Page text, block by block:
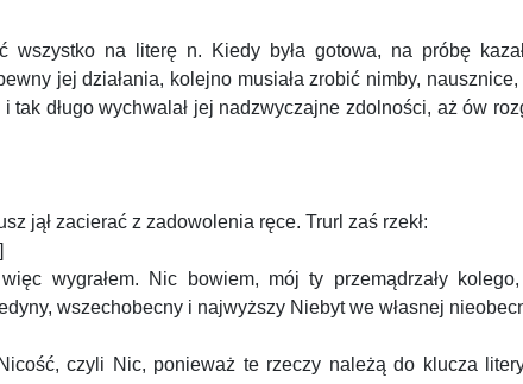
wszystko na literę n. Kiedy była gotowa, na próbę
jej działania, kolejno musiała zrobić nimby,
długo wychwalał jej nadzwyczajne zdolności, aż ów
jął zacierać z zadowolenia ręce. Trurl zaś rzekł:
wygrałem. Nic bowiem, mój ty przemądrzały
wszechobecny i najwyższy Niebyt we własnej
czyli Nic, ponieważ te rzeczy należą do klucza